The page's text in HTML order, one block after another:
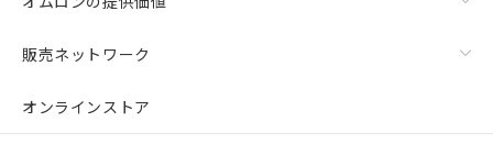
販売ネットワーク
オンラインストア